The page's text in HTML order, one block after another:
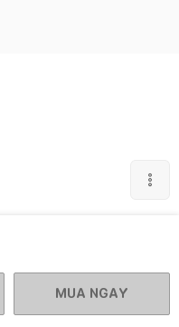
MUA NGAY